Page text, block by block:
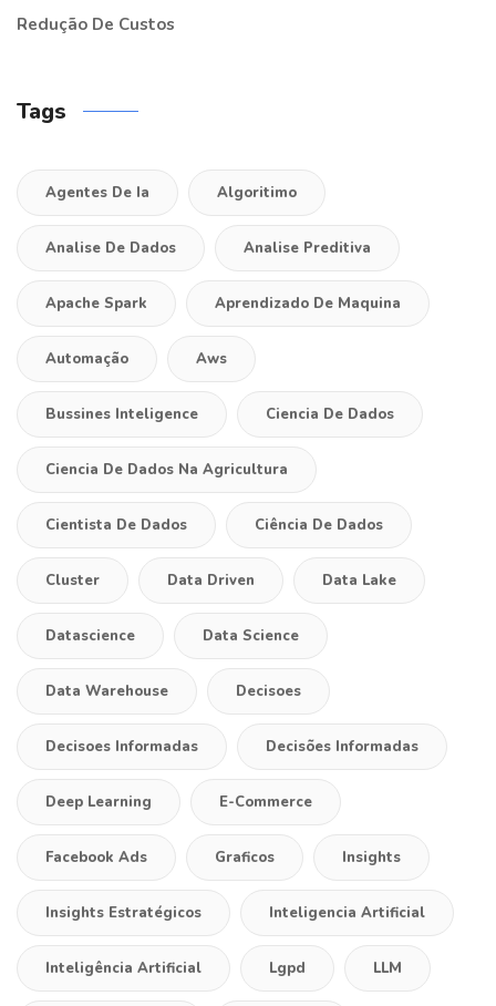
Redução De Custos
Tags
Agentes De Ia Algoritimo
Analise De Dados Analise Preditiva
Apache Spark Aprendizado De Maquina
Automação Aws
Bussines Inteligence Ciencia De Dados
Ciencia De Dados Na Agricultura
Cientista De Dados Ciência De Dados
Cluster Data Driven Data Lake
Datascience Data Science
Data Warehouse Decisoes
Decisoes Informadas Decisões Informadas
Deep Learning E-Commerce
Facebook Ads Graficos Insights
Insights Estratégicos Inteligencia Artificial
Inteligência Artificial Lgpd LLM